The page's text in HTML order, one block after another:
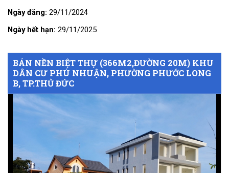
BÁN NỀN BIỆT THỰ (366M2,ĐƯỜNG 20M) KHU
DÂN CƯ PHÚ NHUẬN, PHƯỜNG PHƯỚC LONG
B, TP.THỦ ĐỨC
Ngày đăng: 29/11/2024
Ngày hết hạn: 29/11/2025